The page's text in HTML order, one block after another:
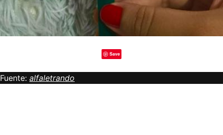
Save
Fuente: alfaletrando